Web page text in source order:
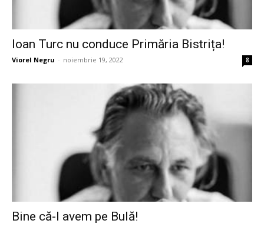
Ioan Turc nu conduce Primăria Bistrița!
Viorel Negru - noiembrie 19, 2022 8
Bine că-l avem pe Bulă!